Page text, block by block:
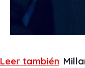
Leer también: